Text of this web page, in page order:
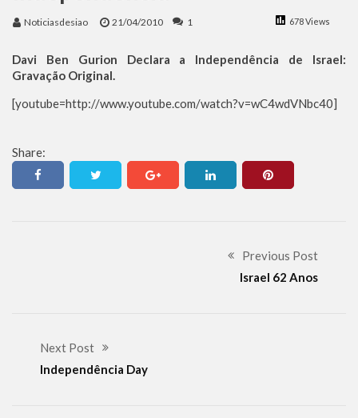
Benjamin Netanyahu faz discurso impactante no Congresso da JNS 2026
Noticiasdesiao 21/04/2010 678 Views
1
Davi Ben Gurion Declara a Independência de Israel:
Gravação Original.
[youtube=http://www.youtube.com/watch?v=wC4wdVNbc40]
Share:
Previous Post
Israel 62 Anos
Next Post
Independência Day